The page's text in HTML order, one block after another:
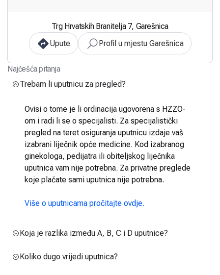
Trg Hrvatskih Branitelja 7, Garešnica
Upute
Profil u mjestu Garešnica
Najčešća pitanja
Trebam li uputnicu za pregled?
Ovisi o tome je li ordinacija ugovorena s HZZO-
om i radi li se o specijalisti. Za specijalistički
pregled na teret osiguranja uputnicu izdaje vaš
izabrani liječnik opće medicine. Kod izabranog
ginekologa, pedijatra ili obiteljskog liječnika
uputnica vam nije potrebna. Za privatne preglede
koje plaćate sami uputnica nije potrebna.
Više o uputnicama pročitajte ovdje.
Koja je razlika između A, B, C i D uputnice?
Koliko dugo vrijedi uputnica?